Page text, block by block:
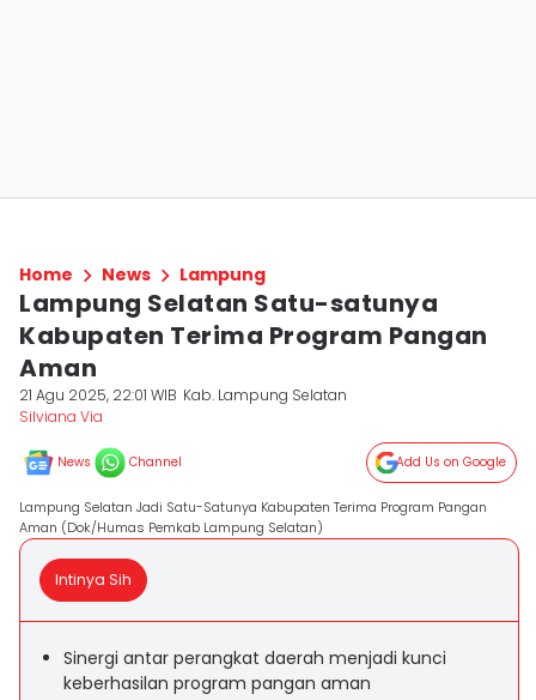
Home News Lampung
Lampung Selatan Satu-satunya
Kabupaten Terima Program Pangan
Aman
21 Agu 2025, 22:01 WIB Kab. Lampung Selatan
Silviana Via
News Channel Add Us on Google
Lampung Selatan Jadi Satu-Satunya Kabupaten Terima Program Pangan
Aman (Dok/Humas Pemkab Lampung Selatan)
Intinya Sih
Sinergi antar perangkat daerah menjadi kunci
keberhasilan program pangan aman